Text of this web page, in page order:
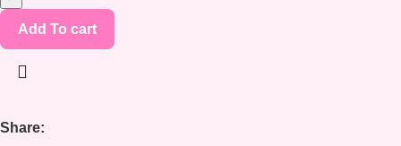
Add To cart
Share: